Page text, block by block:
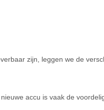
zijn, leggen we de
accu is vaak de